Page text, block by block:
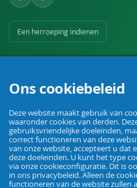
Een herroeping indienen
Uw vakhandel voor landbouw,
© Agrarking. Alle rechten
Algemene voorwaardenPrivacybeleid
Ons cookiebeleid
Deze website maakt gebruik van
waaronder cookies van derden.
gebruiksvriendelijke doeleinden,
correct functioneren van deze
van onze website, accepteert u dat
deze doeleinden. U kunt het type
via onze cookieconfiguratie. Dit is
in ons privacybeleid. Alleen de
functioneren van de website zullen